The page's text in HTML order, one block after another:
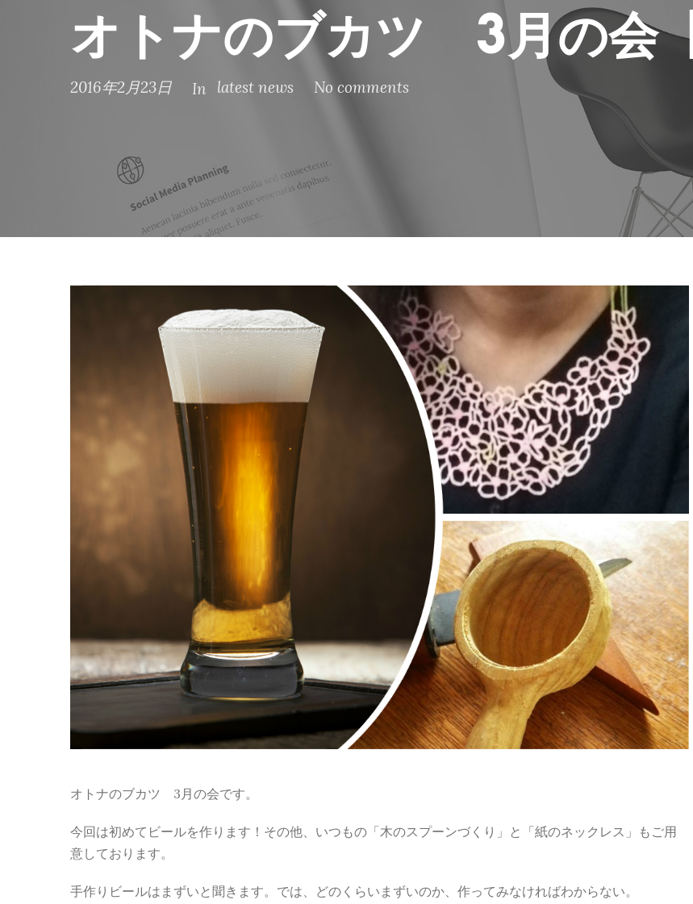
オトナのブカツ 3月の会
2016年2月23日 In latest news No comments
オトナのブカツ 3月の会です。
今回は初めてビールを作ります！その他、いつもの「木のスプーンづくり」と「紙のネックレス」もご用
意しております。
手作りビールはまずいと聞きます。では、どのくらいまずいのか、作ってみなければわからない。